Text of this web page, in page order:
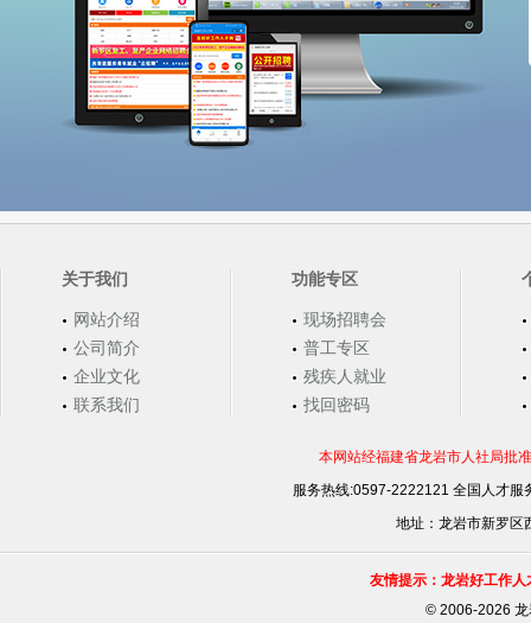
关于我们
网站介绍
公司简介
企业文化
联系我们
功能专区
现场招聘会
普工专区
残疾人就业
找回密码
本网站经福建省龙岩市人社局批
服务热线:0597-2222121 全国人才
地址：龙岩市新罗区
友情提示：龙岩好工作
©2006-2026 龙